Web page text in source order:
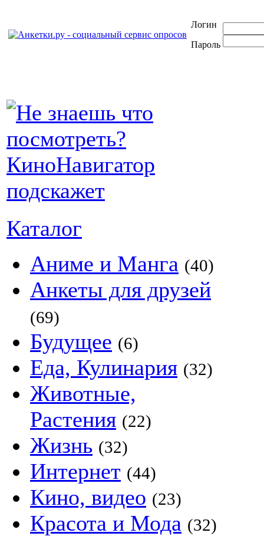
Логин
Пароль
Каталог
Аниме и Манга (40)
Анкеты для друзей
(69)
Будущее (6)
Еда, Кулинария (32)
Животные,
Растения (22)
Жизнь (32)
Интернет (44)
Кино, видео (23)
Красота и Мода (32)